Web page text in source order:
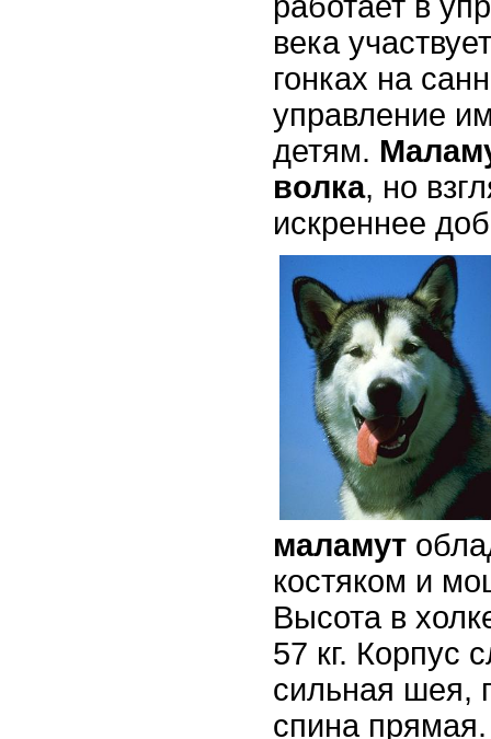
века
гонках на
управление
детям.
волка, но
искреннее
маламут
костяком и
Высота в
57 кг. Корпус
сильная шея,
спина